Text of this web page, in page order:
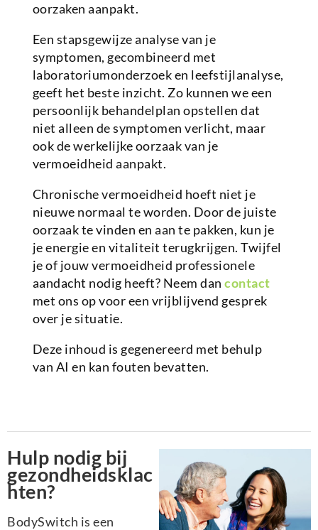
oorzaken aanpakt.
Een stapsgewijze analyse van je
symptomen, gecombineerd met
laboratoriumonderzoek en leefstijlanalyse,
geeft het beste inzicht. Zo kunnen we een
persoonlijk behandelplan opstellen dat
niet alleen de symptomen verlicht, maar
ook de werkelijke oorzaak van je
vermoeidheid aanpakt.
Chronische vermoeidheid hoeft niet je
nieuwe normaal te worden. Door de juiste
oorzaak te vinden en aan te pakken, kun je
je energie en vitaliteit terugkrijgen. Twijfel
je of jouw vermoeidheid professionele
aandacht nodig heeft? Neem dancontact
met ons op voor een vrijblijvend gesprek
over je situatie.
Deze inhoud is gegenereerd met behulp
van AI en kan fouten bevatten.
Hulp nodig bij
gezondheidsklac
hten?
BodySwitch is een